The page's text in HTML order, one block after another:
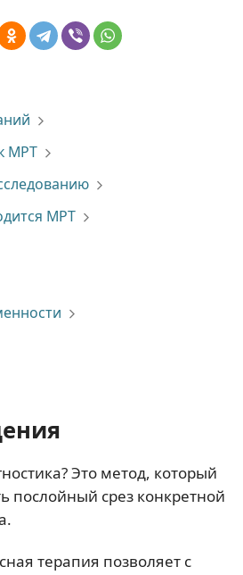
МРТ
МРТ
Это метод, который
послойный срез конкретной
терапия позволяет с